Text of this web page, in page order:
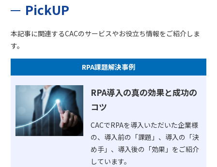
PickUP
本記事に関連するCACのサービスやお役立ち情報をご紹介しま
す。
RPA課題解決事例
RPA導入の真の効果と成功の
コツ
CACでRPAを導入いただいた企業様
の、導入前の「課題」、導入の「決
め手」、導入後の「効果」をご紹介
しています。